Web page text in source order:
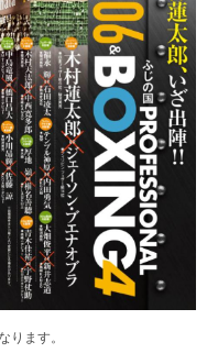
ります。